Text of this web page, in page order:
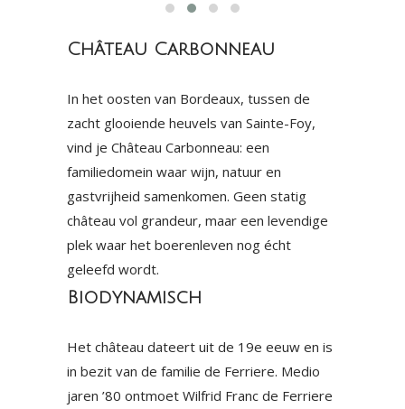
Château Carbonneau
In het oosten van Bordeaux, tussen de
zacht glooiende heuvels van Sainte-Foy,
vind je Château Carbonneau: een
familiedomein waar wijn, natuur en
gastvrijheid samenkomen. Geen statig
château vol grandeur, maar een levendige
plek waar het boerenleven nog écht
geleefd wordt.
Biodynamisch
Het château dateert uit de 19e eeuw en is
in bezit van de familie de Ferriere. Medio
jaren ’80 ontmoet Wilfrid Franc de Ferriere